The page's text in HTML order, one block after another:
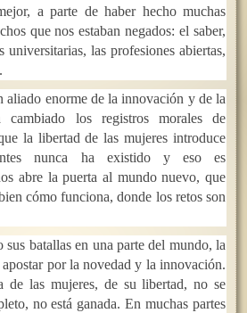
a parte de haber hecho muchas
que nos estaban negados: el saber,
universitarias, las profesiones abiertas,
aliado enorme de la innovación y de la
cambiado los registros morales de
la libertad de las mujeres introduce
nunca ha existido y eso es
abre la puerta al mundo nuevo, que
cómo funciona, donde los retos son
batallas en una parte del mundo, la
apostar por la novedad y la innovación.
de las mujeres, de su libertad, no se
no está ganada. En muchas partes